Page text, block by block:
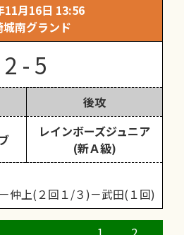
11月16日 13:56
城南グランド
2 - 5
後攻
レインボーズジュニア
(新Ａ級)
仲上(２回１/３)－武田(１回)